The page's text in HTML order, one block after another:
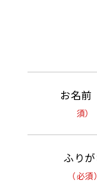
お名前
須）
ふり
（必須）